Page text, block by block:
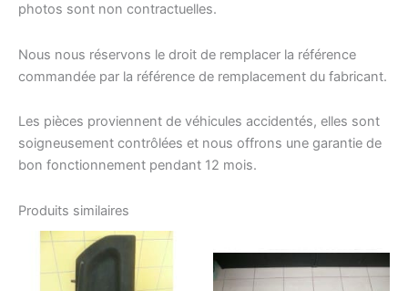
photos sont non contractuelles.
Nous nous réservons le droit de remplacer la référence
commandée par la référence de remplacement du fabricant.
Les pièces proviennent de véhicules accidentés, elles sont
soigneusement contrôlées et nous offrons une garantie de
bon fonctionnement pendant 12 mois.
Produits similaires